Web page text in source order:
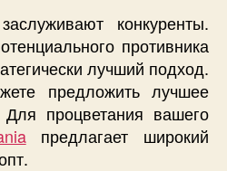
конкуренты.
противника
лучший подход.
предложить лучшее
процветания вашего
предлагает широкий